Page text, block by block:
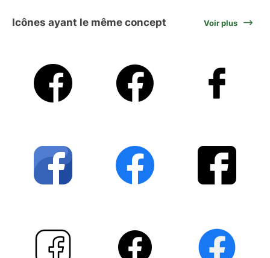
Icônes ayant le même concept Voir plus